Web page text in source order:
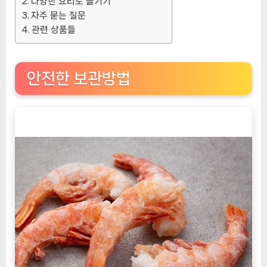
자주 묻는 질문
관련 상품들
안전한 보관방법